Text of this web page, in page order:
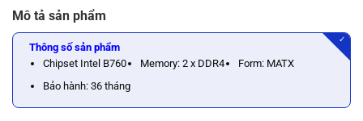
Mô tả sản phẩm
Thông số sản phẩm
Chipset Intel B760
Memory: 2 x DDR4
Form: MATX
Bảo hành: 36 tháng
✓